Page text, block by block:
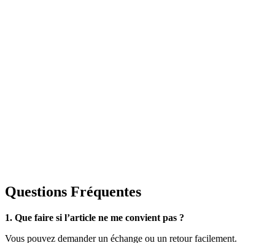
Questions Fréquentes
1. Que faire si l’article ne me convient pas ?
Vous pouvez demander un échange ou un retour facilement.